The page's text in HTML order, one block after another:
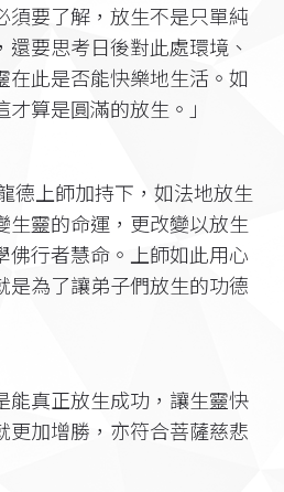
須要了解，放生不是只單純
要思考日後對此處環境、
在此是否能快樂地生活。如
算是圓滿的放生。」
德上師加持下，如法地放生
生靈的命運，更改變以放生
佛行者慧命。上師如此用心
是為了讓弟子們放生的功德
能真正放生成功，讓生靈快
更加增勝，亦符合菩薩慈悲